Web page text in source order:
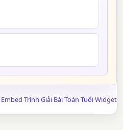
Embed Trình Giải Bài Toán Tuổi Widget